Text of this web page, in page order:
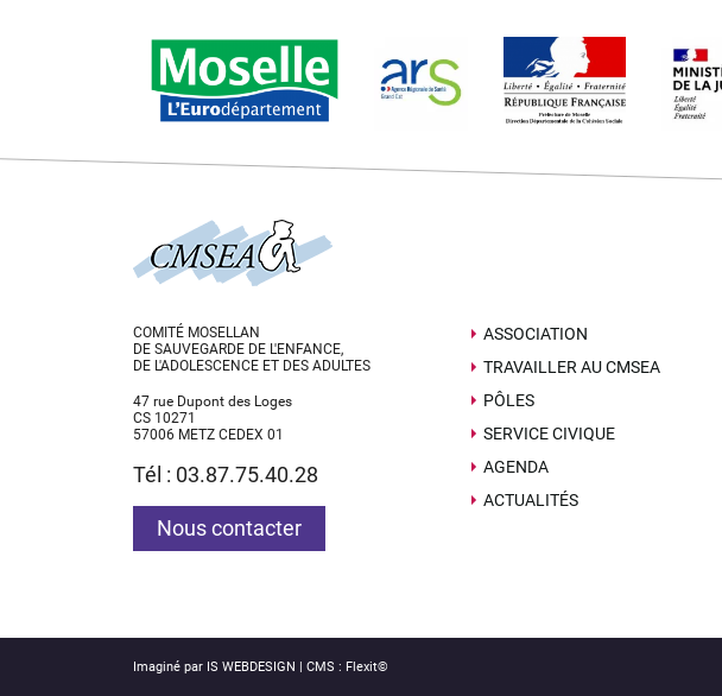
COMITÉ MOSELLAN
DE SAUVEGARDE DE L'ENFANCE,
DE L'ADOLESCENCE ET DES ADULTES
47 rue Dupont des Loges
CS 10271
57006 METZ CEDEX 01
Tél : 03.87.75.40.28
Nous contacter
ASSOCIATION
TRAVAILLER AU CMSEA
PÔLES
SERVICE CIVIQUE
AGENDA
ACTUALITÉS
Imaginé par IS WEBDESIGN | CMS : Flexit©